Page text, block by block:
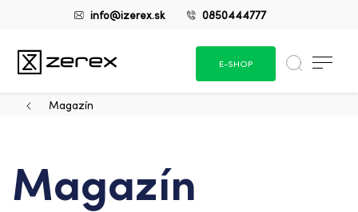
info@izerex.sk 0850444777
E-SHOP
Magazín
Magazín